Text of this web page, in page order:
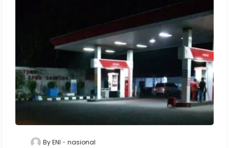
By ENI nasional